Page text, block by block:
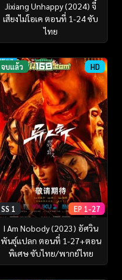
Jixiang Unhappy (2024) จี๋
เสียงไม่โอเค ตอนที่ 1-24 ซับ
ไทย
จบแล้ว HD
SS 1 EP 1-27
I Am Nobody (2023) อัศวิน
พันธุ์แปลก ตอนที่ 1-27+ตอน
พิเศษ ซับไทย/พากย์ไทย